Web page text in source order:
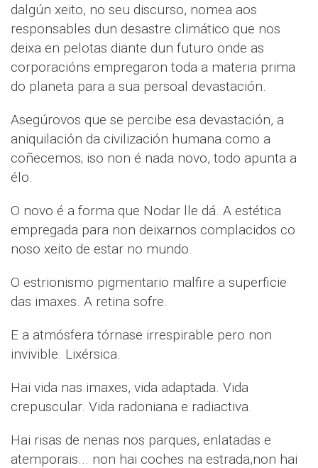
dalgún xeito, no seu discurso, nomea aos
responsables dun desastre climático que nos
deixa en pelotas diante dun futuro onde as
corporacións empregaron toda a materia prima
do planeta para a sua persoal devastación.
Asegúrovos que se percibe esa devastación, a
aniquilación da civilización humana como a
coñecemos; iso non é nada novo, todo apunta a
élo.
O novo é a forma que Nodar lle dá. A estética
empregada para non deixarnos complacidos co
noso xeito de estar no mundo.
O estrionismo pigmentario malfire a superficie
das imaxes. A retina sofre.
E a atmósfera tórnase irrespirable pero non
invivible. Lixérsica.
Hai vida nas imaxes, vida adaptada. Vida
crepuscular. Vida radoniana e radiactiva.
Hai risas de nenas nos parques, enlatadas e
atemporais... non hai coches na estrada,non hai